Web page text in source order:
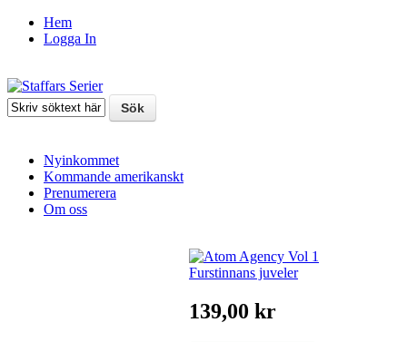
Hem
Logga In
Nyinkommet
Kommande amerikanskt
Prenumerera
Om oss
139,00 kr